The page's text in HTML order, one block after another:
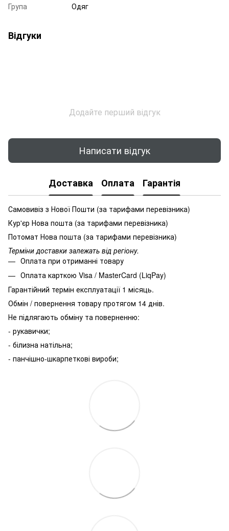
Група
Одяг
Відгуки
Додайте перший відгук
Написати відгук
Доставка Оплата Гарантія
Самовивіз з Нової Пошти (за тарифами перевізника)
Кур'єр Нова пошта (за тарифами перевізника)
Потомат Нова пошта (за тарифами перевізника)
Терміни доставки залежать від регіону.
Оплата при отриманні товару
Оплата карткою Visa / MasterCard (LiqPay)
Гарантійний термін експлуатації 1 місяць.
Обмін / повернення товару протягом 14 днів.
Не підлягають обміну та поверненню:
- рукавички;
- білизна натільна;
- панчішно-шкарпеткові вироби;